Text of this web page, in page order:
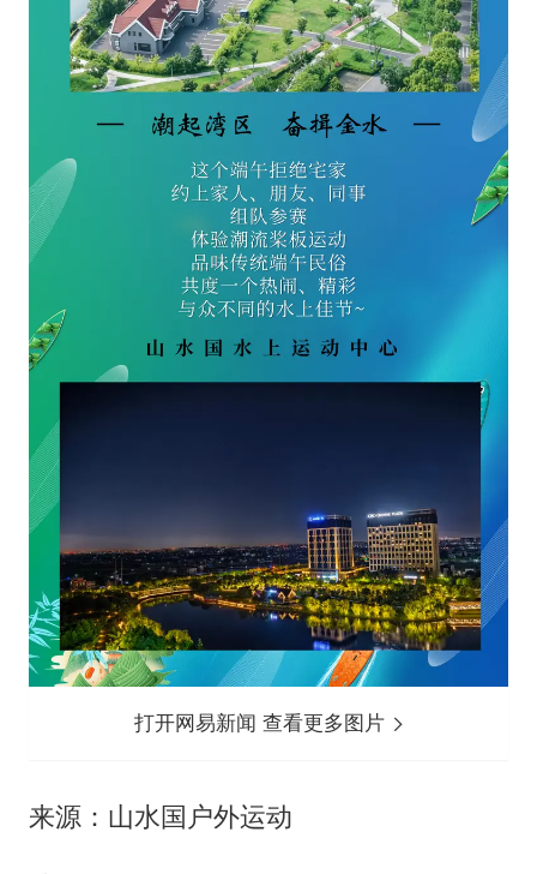
打开网易新闻 查看更多图片
来源：山水国户外运动